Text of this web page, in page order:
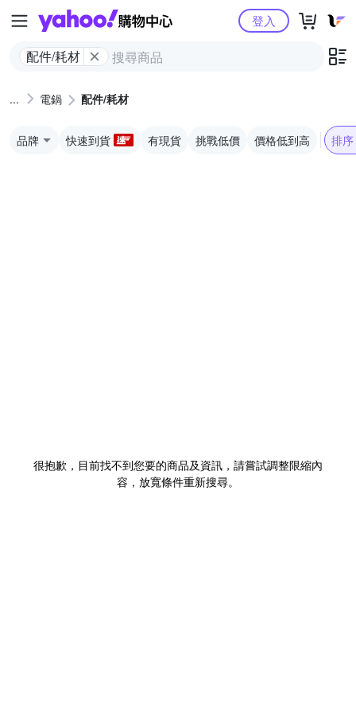
Yahoo購物中心
配件/耗材
登入
電鍋 配件/耗材
品牌 快速到貨 有現貨 挑戰低價 價格低到高 排序
很抱歉，目前找不到您要的商品及資訊，請嘗試調整限縮內
容，放寬條件重新搜尋。